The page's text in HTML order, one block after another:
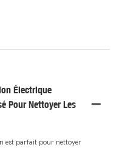
Électrique
Pour Nettoyer Les
est parfait pour nettoyer